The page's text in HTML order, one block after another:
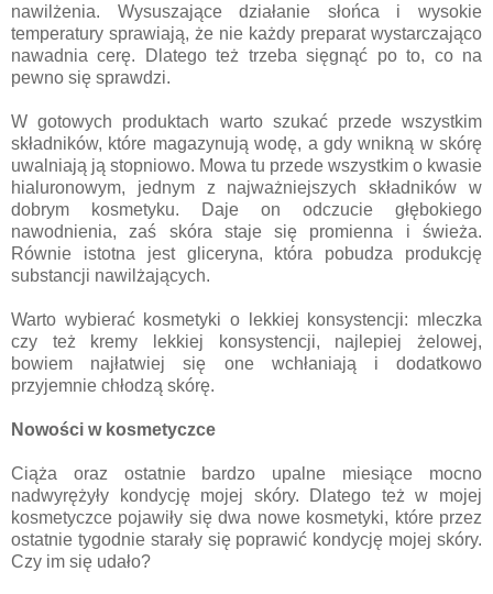
nawilżenia. Wysuszające działanie słońca i wysokie
temperatury sprawiają, że nie każdy preparat wystarczająco
nawadnia cerę. Dlatego też trzeba sięgnąć po to, co na
pewno się sprawdzi.
W gotowych produktach warto szukać przede wszystkim
składników, które magazynują wodę, a gdy wnikną w skórę
uwalniają ją stopniowo. Mowa tu przede wszystkim o kwasie
hialuronowym, jednym z najważniejszych składników w
dobrym kosmetyku. Daje on odczucie głębokiego
nawodnienia, zaś skóra staje się promienna i świeża.
Równie istotna jest gliceryna, która pobudza produkcję
substancji nawilżających.
Warto wybierać kosmetyki o lekkiej konsystencji: mleczka
czy też kremy lekkiej konsystencji, najlepiej żelowej,
bowiem najłatwiej się one wchłaniają i dodatkowo
przyjemnie chłodzą skórę.
Nowości w kosmetyczce
Ciąża oraz ostatnie bardzo upalne miesiące mocno
nadwyrężyły kondycję mojej skóry. Dlatego też w mojej
kosmetyczce pojawiły się dwa nowe kosmetyki, które przez
ostatnie tygodnie starały się poprawić kondycję mojej skóry.
Czy im się udało?